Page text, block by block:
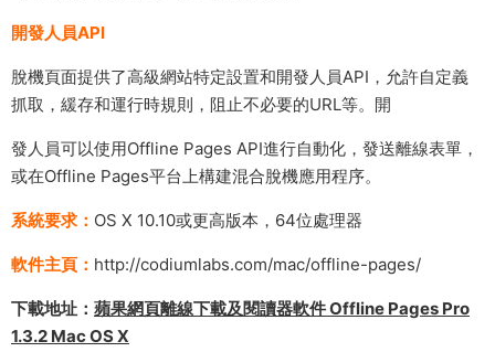
開發人員API
脫機頁面提供了高級網站特定設置和開發人員API，允許自定義
抓取，緩存和運行時規則，阻止不必要的URL等。開
發人員可以使用Offline Pages API進行自動化，發送離線表單，
或在Offline Pages平台上構建混合脫機應用程序。
系統要求： OS X 10.10或更高版本，64位處理器
軟件主頁： http://codiumlabs.com/mac/offline-pages/
下載地址： 蘋果網頁離線下載及閱讀器軟件 Offline Pages Pro
1.3.2 Mac OS X